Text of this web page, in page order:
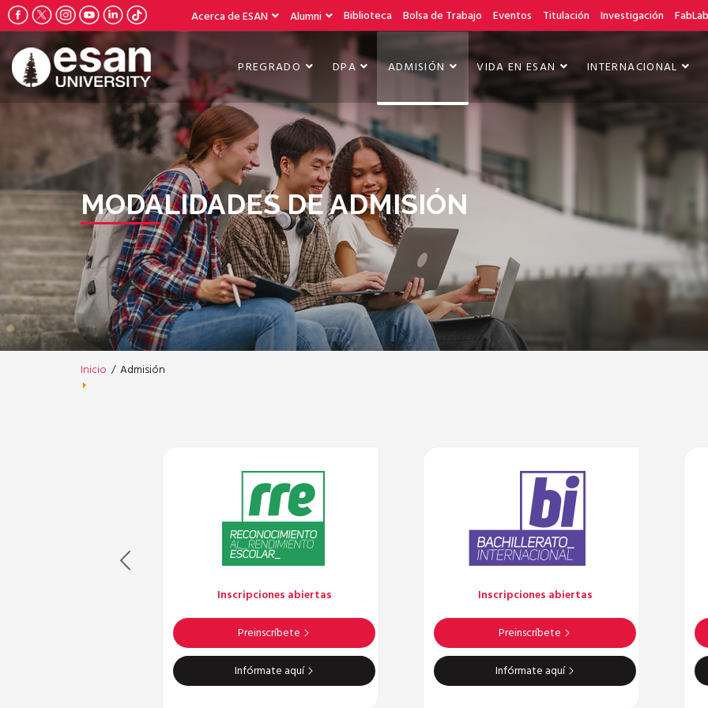
Acerca de ESAN Alumni Biblioteca Bolsa de Trabajo Eventos Titulación Investigación FabLab
PREGRADO DPA ADMISIÓN VIDA EN ESAN INTERNACIONAL
MODALIDADES DE ADMISIÓN
Inicio / Admisión
Inscripciones abiertas
Preinscríbete
Infórmate aquí
Inscripciones abiertas
Preinscríbete
Infórmate aquí